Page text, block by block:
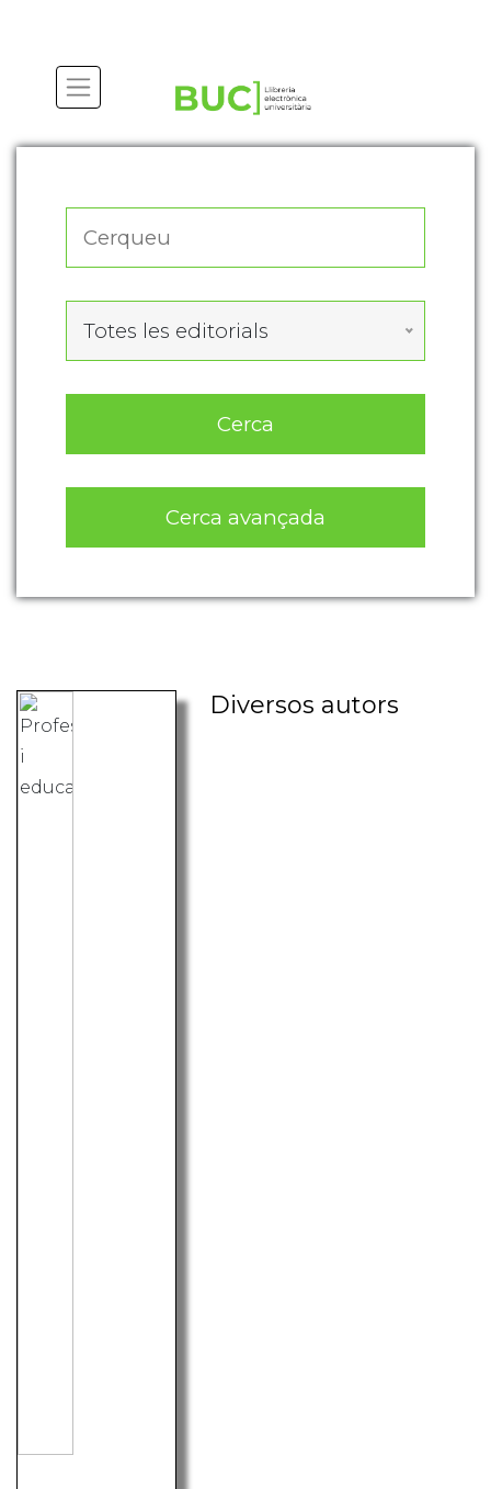
Totes les editorials
Cerca
Cerca avançada
Diversos autors